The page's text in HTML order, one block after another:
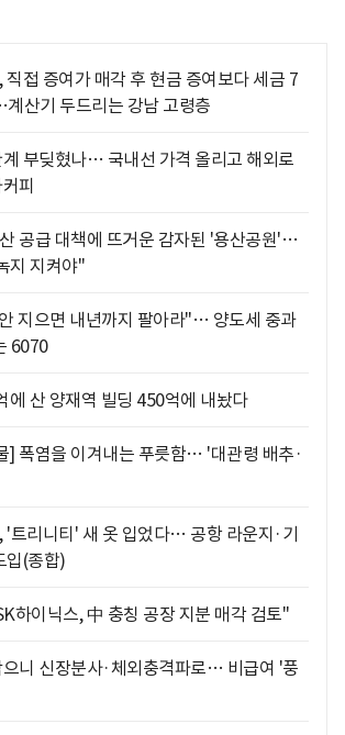
직접 증여가 매각 후 현금 증여보다 세금 7
산기 두드리는 강남 고령층
계 부딪혔나… 국내선 가격 올리고 해외로
피
공급 대책에 뜨거운 감자된 '용산공원'…
지 지켜야"
지으면 내년까지 팔아라"… 양도세 중과
6070
에 산 양재역 빌딩 450억에 내놨다
] 폭염을 이겨내는 푸릇함… '대관령 배추·
'트리니티' 새 옷 입었다… 공항 라운지·기
입(종합)
하이닉스, 中 충칭 공장 지분 매각 검토"
으니 신장분사·체외충격파로… 비급여 '풍